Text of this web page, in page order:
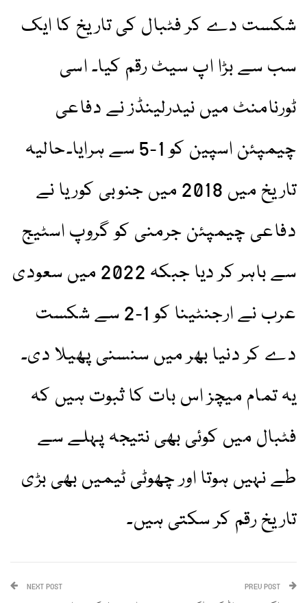
شکست دے کر فٹبال کی تاریخ کا ایک
سب سے بڑا اپ سیٹ رقم کیا۔ اسی
ٹورنامنٹ میں نیدرلینڈز نے دفاعی
چیمپئن اسپین کو 1-5 سے ہرایا۔حالیہ
تاریخ میں 2018 میں جنوبی کوریا نے
دفاعی چیمپئن جرمنی کو گروپ اسٹیج
سے باہر کر دیا جبکہ 2022 میں سعودی
عرب نے ارجنٹینا کو 1-2 سے شکست
دے کر دنیا بھر میں سنسنی پھیلا دی۔
یہ تمام میچز اس بات کا ثبوت ہیں کہ
فٹبال میں کوئی بھی نتیجہ پہلے سے
طے نہیں ہوتا اور چھوٹی ٹیمیں بھی بڑی
تاریخ رقم کر سکتی ہیں۔
NEXT POST